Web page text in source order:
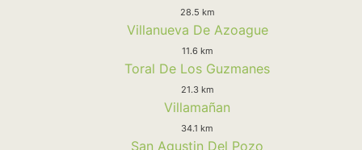
28.5 km
Villanueva De Azoague
11.6 km
Toral De Los Guzmanes
21.3 km
Villamañan
34.1 km
San Agustin Del Pozo